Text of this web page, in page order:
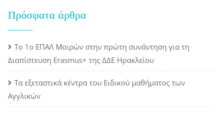
Πρόσφατα άρθρα
Το 1ο ΕΠΑΛ Μοιρών στην πρώτη συνάντηση για τη
Διαπίστευση Erasmus+ της ΔΔΕ Ηρακλείου
Τα εξεταστικά κέντρα του Ειδικού μαθήματος των
Αγγλικών